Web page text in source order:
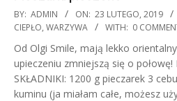
2019-
02-
BY: ADMIN ON: 23 LUTEGO, 2019
CIEPŁO, WARZYWA WITH: 0
Od Olgi Smile, mają lekko
upieczeniu zmniejszą się o połowę!
SKŁADNIKI: 1200 g pieczarek 3
kuminu (ja miałam całe, możesz